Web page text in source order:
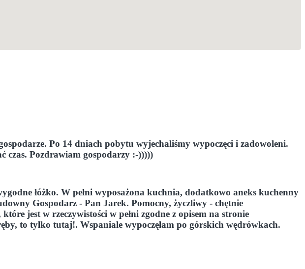
Po 14 dniach pobytu wyjechaliśmy wypoczęci i zadowoleni.
czas. Pozdrawiam gospodarzy :-)))))
łóżko. W pełni wyposażona kuchnia, dodatkowo aneks kuchenny
Gospodarz - Pan Jarek. Pomocny, życzliwy - chętnie
jest w rzeczywistości w pełni zgodne z opisem na stronie
to tylko tutaj!. Wspaniale wypoczęłam po górskich wędrówkach.